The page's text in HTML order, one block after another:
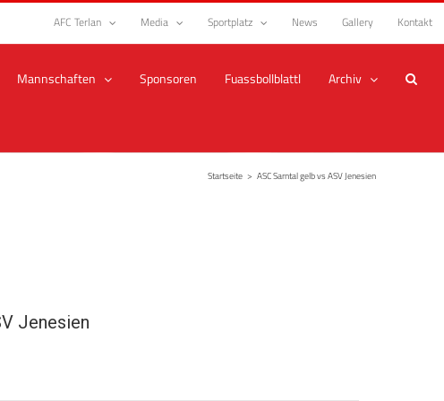
AFC Terlan Media Sportplatz News Gallery Kontakt
Mannschaften Sponsoren Fuassbollblattl Archiv
Startseite > ASC Sarntal gelb vs ASV Jenesien
Jenesien